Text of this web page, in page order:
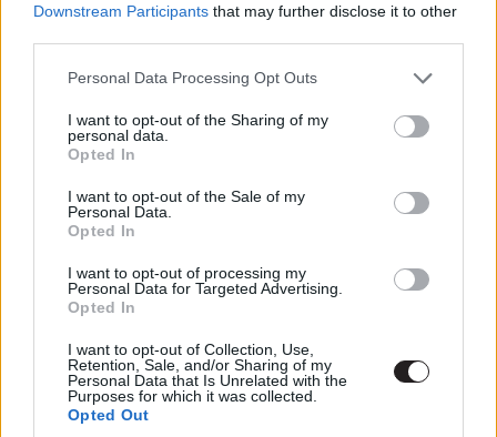
Downstream Participants that may further disclose it to other
Please note that this website/app uses one or more Google
not limited to your visit or usage behaviour. You may click to
grant or deny consent to Google and its third-party tags to
use your data for below specified purposes in below Google
consent section.
Personal Data Processing Opt Outs
I want to opt-out of the Sharing of my
personal data.
Opted In
I want to opt-out of the Sale of my
Personal Data.
Opted In
I want to opt-out of processing my
Personal Data for Targeted Advertising.
Opted In
I want to opt-out of Collection, Use,
Retention, Sale, and/or Sharing of my
Personal Data that Is Unrelated with the
Purposes for which it was collected.
Opted Out
Kónya Sándor- A szuperhősfilmek non plus ultrájának
érzetét kelti. Nem az. De hazudnék, ha azt mondanám,
nem ujjongtam, nem nevettem és nem záporoztak a
könnyeim több ízben. Joe és Anthony Russo filmje egy
igazi, nagybetűs MOZIÉLMÉNY azoknak, akik hűségesen
végigkövették Vasember és társai tizenegy évét és
Látványos, ahol látványosnak kell lennie, megtörténnek a
hőn áhított geek-események, révbe érnek történetek és
kapitány és Thor útját szépen egyengeti, a többiekét nem
mindig olyan ügyesen, de kevéssé számít, mindennek
dacára epikusnak érződik. Én személy szerint hiányoltam